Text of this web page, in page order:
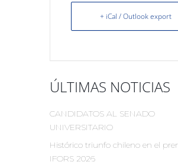
+ iCal / Outlook export
ÚLTIMAS NOTICIAS
CANDIDATOS AL SENADO
UNIVERSITARIO
Histórico triunfo chileno en el
IFORS 2026